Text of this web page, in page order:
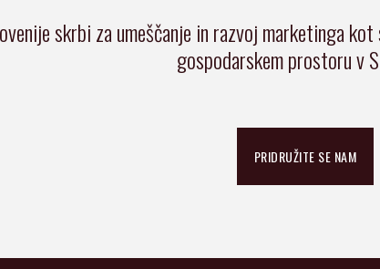
skrbi za umeščanje in razvoj marketinga
gospodarskem prostoru v
PRIDRUŽITE SE NAM